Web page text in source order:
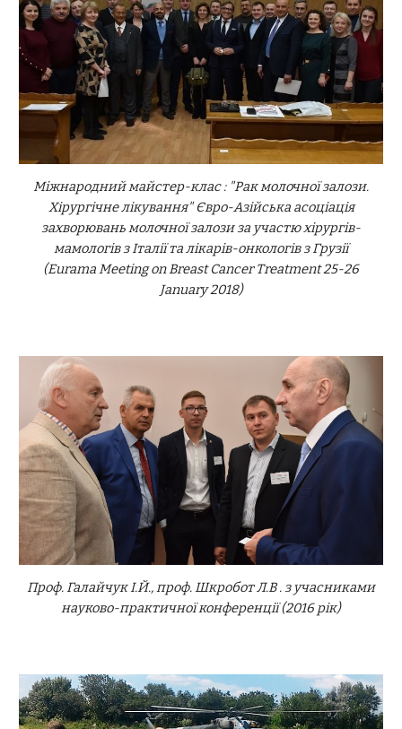
Міжнародний майстер-клас : "Рак молочної залози.
Хірургічне лікування" Євро-Азійська асоціація
захворювань молочної залози за участю хірургів-
мамологів з Італії та лікарів-онкологів з Грузії
(Eurama Meeting on Breast Cancer Treatment 25-26
January 2018)
Проф. Галайчук І.Й., проф. Шкробот Л.В . з учасниками
науково-практичної конференції (2016 рік)